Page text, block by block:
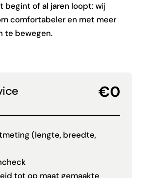
begint of al jaren loopt: wij
comfortabeler en met meer
te bewegen.
€0
(lengte, breedte,
tot op maat gemaakte